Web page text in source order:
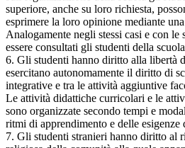
superiore, anche su loro richiesta,
esprimere la loro opinione mediante
Analogamente negli stessi casi e con le
essere consultati gli studenti della
6. Gli studenti hanno diritto alla libertà
esercitano autonomamente il diritto di
integrative e tra le attività aggiuntive
Le attività didattiche curricolari e le
sono organizzate secondo tempi e
ritmi di apprendimento e delle esigenze
7. Gli studenti stranieri hanno diritto al